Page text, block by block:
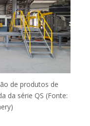
de produtos de
da série QS (Fonte: